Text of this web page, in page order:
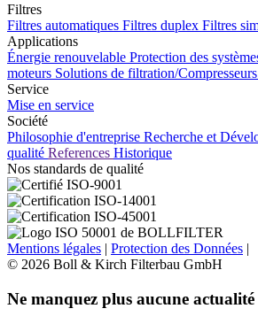
Filtres
Filtres automatiques Filtres duplex Filtres
Applications
Énergie renouvelable Protection des
moteurs Solutions de filtration/
Service
Mise en service
Société
Philosophie d'entreprise Recherche et
qualité References Historique
Nos standards de qualité
Mentions légales | Protection des Données |
© 2026 Boll & Kirch Filterbau GmbH
Ne manquez plus aucune actualité